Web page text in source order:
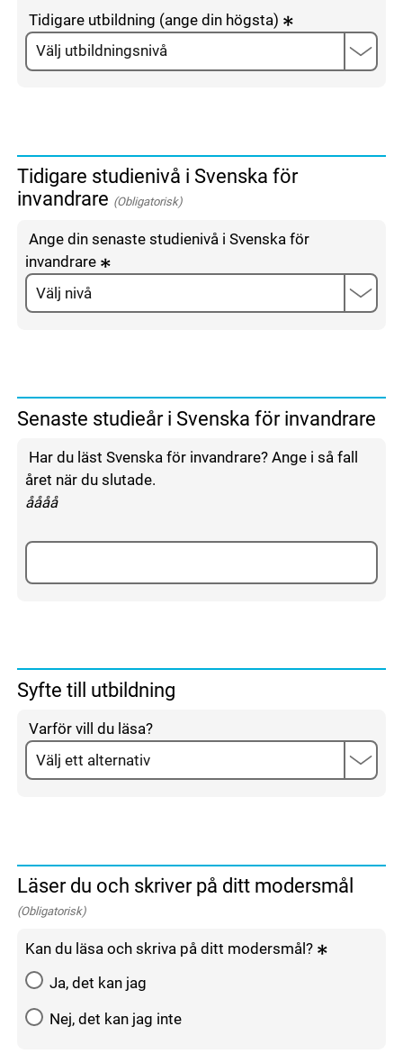
Tidigare utbildning (ange din högsta)
Tidigare studienivå i Svenska för
invandrare (Obligatorisk)
Ange din senaste studienivå i Svenska för
invandrare
Senaste studieår i Svenska för invandrare
Har du läst Svenska för invandrare? Ange i så fall
året när du slutade.
enligt följande mönster:
åååå
Syfte till utbildning
Varför vill du läsa?
Läser du och skriver på ditt modersmål
(Obligatorisk)
Kan du läsa och skriva på ditt modersmål?
Ja, det kan jag
Nej, det kan jag inte